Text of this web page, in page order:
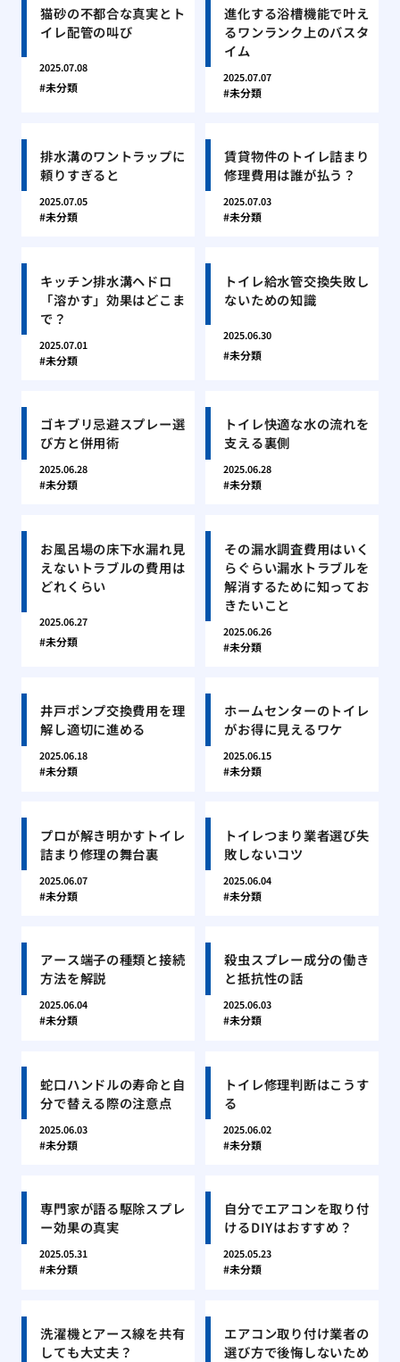
猫砂の不都合な真実とト
イレ配管の叫び
2025.07.08
未分類
進化する浴槽機能で叶え
るワンランク上のバスタ
イム
2025.07.07
未分類
排水溝のワントラップに
頼りすぎると
2025.07.05
未分類
賃貸物件のトイレ詰まり
修理費用は誰が払う？
2025.07.03
未分類
キッチン排水溝ヘドロ
「溶かす」効果はどこま
で？
2025.07.01
未分類
トイレ給水管交換失敗し
ないための知識
2025.06.30
未分類
ゴキブリ忌避スプレー選
び方と併用術
2025.06.28
未分類
トイレ快適な水の流れを
支える裏側
2025.06.28
未分類
お風呂場の床下水漏れ見
えないトラブルの費用は
どれくらい
2025.06.27
未分類
その漏水調査費用はいく
らぐらい漏水トラブルを
解消するために知ってお
きたいこと
2025.06.26
未分類
井戸ポンプ交換費用を理
解し適切に進める
2025.06.18
未分類
ホームセンターのトイレ
がお得に見えるワケ
2025.06.15
未分類
プロが解き明かすトイレ
詰まり修理の舞台裏
2025.06.07
未分類
トイレつまり業者選び失
敗しないコツ
2025.06.04
未分類
アース端子の種類と接続
方法を解説
2025.06.04
未分類
殺虫スプレー成分の働き
と抵抗性の話
2025.06.03
未分類
蛇口ハンドルの寿命と自
分で替える際の注意点
2025.06.03
未分類
トイレ修理判断はこうす
る
2025.06.02
未分類
専門家が語る駆除スプレ
ー効果の真実
2025.05.31
未分類
自分でエアコンを取り付
けるDIYはおすすめ？
2025.05.23
未分類
洗濯機とアース線を共有
しても大丈夫？
エアコン取り付け業者の
選び方で後悔しないため